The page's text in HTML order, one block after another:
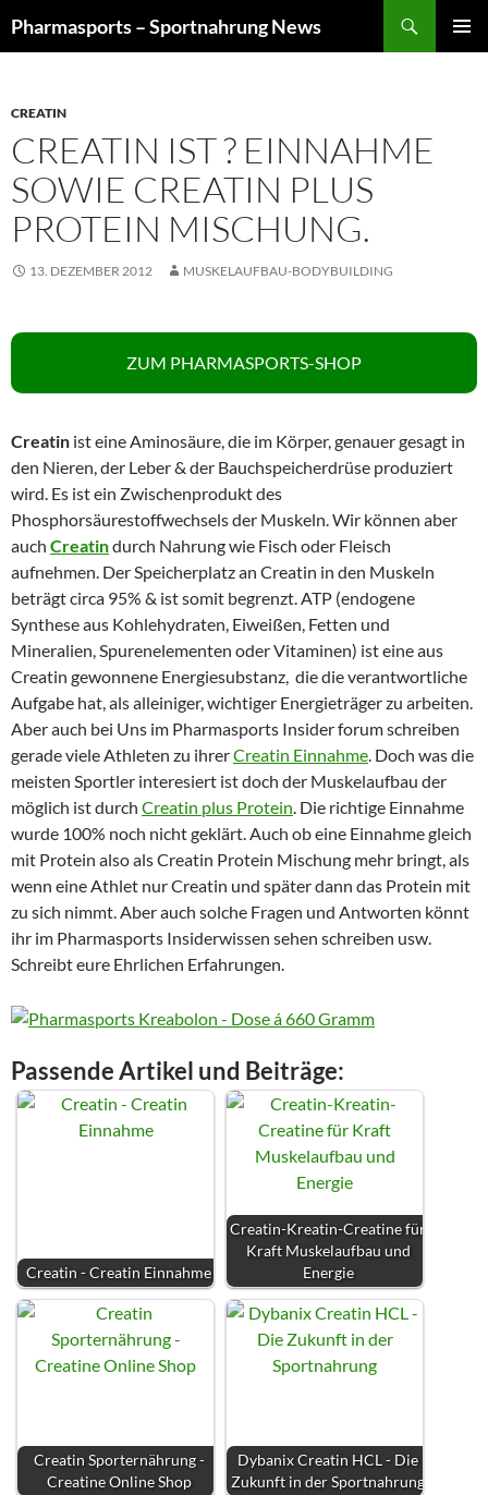
Inhalt
Pharmasports – Sportnahrung News
CREATIN
CREATIN IST ? EINNAHME
SOWIE CREATIN PLUS
PROTEIN MISCHUNG.
13. DEZEMBER 2012 MUSKELAUFBAU-BODYBUILDING
ZUM PHARMASPORTS-SHOP
Creatin ist eine Aminosäure, die im Körper, genauer gesagt in
den Nieren, der Leber & der Bauchspeicherdrüse produziert
wird. Es ist ein Zwischenprodukt des
Phosphorsäurestoffwechsels der Muskeln. Wir können aber
auch Creatindurch Nahrung wie Fisch oder Fleisch
aufnehmen. Der Speicherplatz an Creatin in den Muskeln
beträgt circa 95% & ist somit begrenzt. ATP (endogene
Synthese aus Kohlehydraten, Eiweißen, Fetten und
Mineralien, Spurenelementen oder Vitaminen) ist eine aus
Creatin gewonnene Energiesubstanz, die die verantwortliche
Aufgabe hat, als alleiniger, wichtiger Energieträger zu arbeiten.
Aber auch bei Uns im Pharmasports Insider forum schreiben
gerade viele Athleten zu ihrerCreatin Einnahme. Doch was die
meisten Sportler interesiert ist doch der Muskelaufbau der
möglich ist durch Creatin plus Protein. Die richtige Einnahme
wurde 100% noch nicht geklärt. Auch ob eine Einnahme gleich
mit Protein also als Creatin Protein Mischung mehr bringt, als
wenn eine Athlet nur Creatin und später dann das Protein mit
zu sich nimmt. Aber auch solche Fragen und Antworten könnt
ihr im Pharmasports Insiderwissen sehen schreiben usw.
Schreibt eure Ehrlichen Erfahrungen.
Passende Artikel und Beiträge:
Creatin - Creatin Einnahme
Creatin-Kreatin-Creatine für
Kraft Muskelaufbau und
Energie
Creatin Sporternährung -
Creatine Online Shop
Dybanix Creatin HCL - Die
Zukunft in der Sportnahrung